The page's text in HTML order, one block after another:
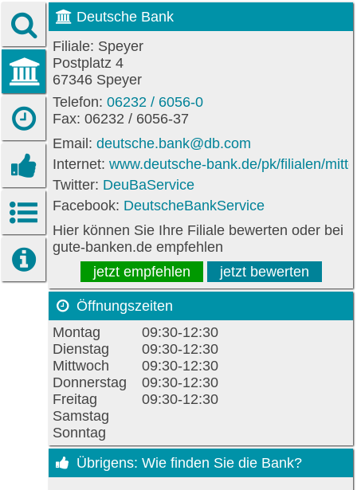
Deutsche Bank
Filiale: Speyer
Postplatz 4
67346 Speyer
Telefon: 06232 / 6056-0
Fax: 06232 / 6056-37
Email: deutsche.bank@db.com
Internet: www.deutsche-bank.de/pk/filialen/
Twitter: DeuBaService
Facebook: DeutscheBankService
Hier können Sie Ihre Filiale bewerten oder bei
gute-banken.de empfehlen
jetzt empfehlen
jetzt bewerten
Öffnungszeiten
Montag
09:30-12:30
Dienstag
09:30-12:30
Mittwoch
09:30-12:30
Donnerstag
09:30-12:30
Freitag
09:30-12:30
Samstag
Sonntag
Übrigens: Wie finden Sie die Bank?